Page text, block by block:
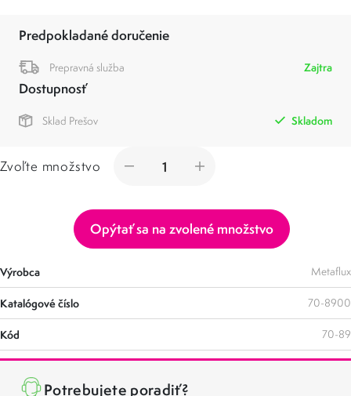
Predpokladané doručenie
Prepravná služba Zajtra
Dostupnosť
Sklad Prešov Skladom
Zvoľte množstvo
Opýtať sa na zvolené množstvo
Výrobca Metaflux
Katalógové číslo 70-8900
Kód 70-89
Potrebujete poradiť?